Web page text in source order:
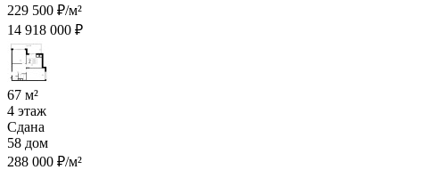
229 500 ₽/м²
14 918 000 ₽
67 м²
4 этаж
Сдана
58 дом
288 000 ₽/м²